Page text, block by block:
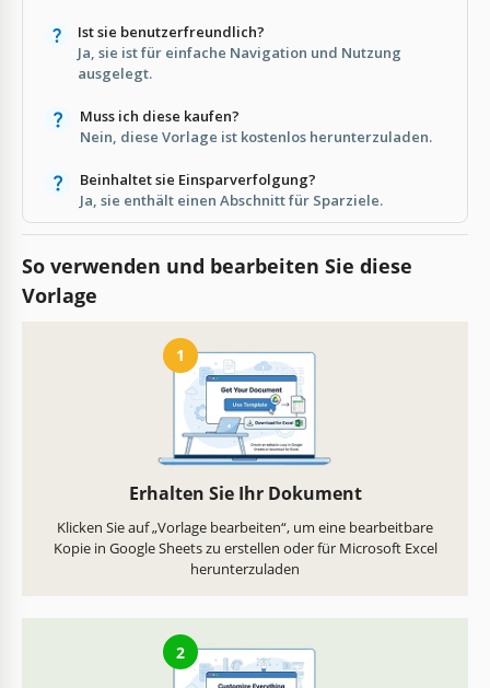
Ist sie benutzerfreundlich?
Ja, sie ist für einfache Navigation und Nutzung
ausgelegt.
Muss ich diese kaufen?
Nein, diese Vorlage ist kostenlos herunterzuladen.
Beinhaltet sie Einsparverfolgung?
Ja, sie enthält einen Abschnitt für Sparziele.
So verwenden und bearbeiten Sie diese
Vorlage
1
Erhalten Sie Ihr Dokument
Klicken Sie auf „Vorlage bearbeiten“, um eine bearbeitbare
Kopie in Google Sheets zu erstellen oder für Microsoft Excel
herunterzuladen
2